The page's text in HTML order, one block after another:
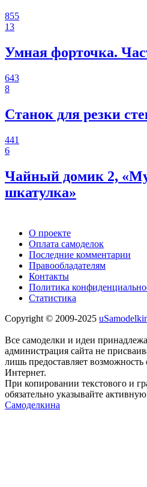
855
13
Умная форточка.
643
8
Станок для резки
441
6
Чайный домик 2,
шкатулка»
О проекте
Оплата самоделок
Последние комментарии
Правообладателям
Контакты
Политика
Статистика
Copyright © 2009-2025
Все самоделки и идеи
администрация сайта не
лишь предоставляет возможность
Интернет.
При копировании текстового и
обязательно указывайте
Самоделкина